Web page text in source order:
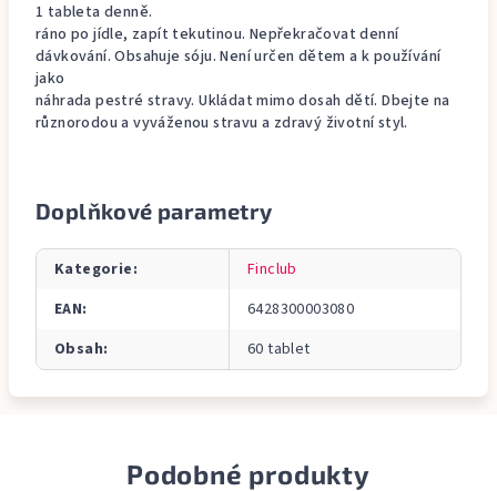
1 tableta denně.
ráno po jídle, zapít tekutinou. Nepřekračovat denní
dávkování. Obsahuje sóju. Není určen dětem a k používání
jako
náhrada pestré stravy. Ukládat mimo dosah dětí. Dbejte na
různorodou a vyváženou stravu a zdravý životní styl.
Doplňkové parametry
Kategorie:
Finclub
EAN:
6428300003080
Obsah: 60 tablet
Podobné produkty